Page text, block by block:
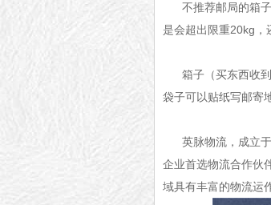
不推荐邮局的箱
是会超出限重20kg，
箱子（买东西收
袋子可以贴纸写邮寄
英脉物流，成立
企业首选物流合作伙
域具有丰富的物流运